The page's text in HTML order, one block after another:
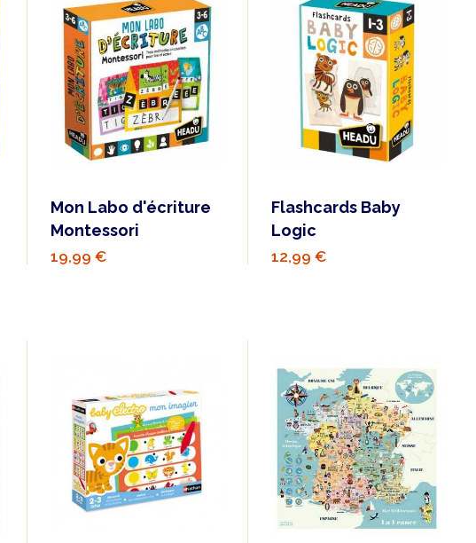
Mon Labo d'écriture
Montessori
19,99 €
Flashcards Baby
Logic
12,99 €